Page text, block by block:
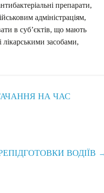
препарати,
адміністраціям,
в суб’єктів, що мають
лікарськими засобами,
НА ЧАС
ВОДІЇВ